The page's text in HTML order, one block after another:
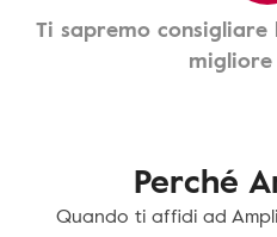
Ti sapremo
Perché
Quando ti affidi ad